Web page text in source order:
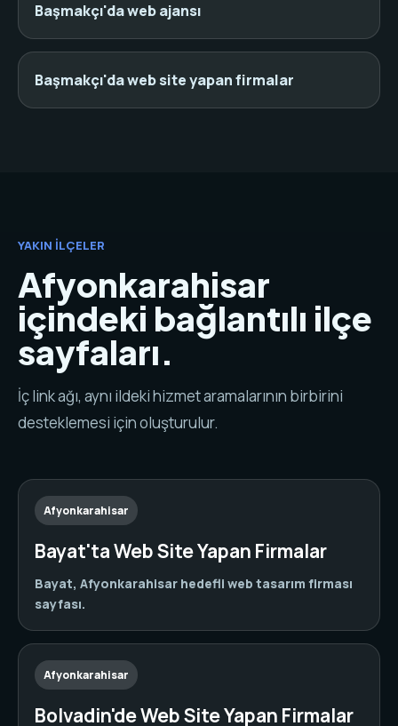
Başmakçı'da web ajansı
Başmakçı'da web site yapan firmalar
YAKIN İLÇELER
Afyonkarahisar
içindeki bağlantılı ilçe
sayfaları.
İç link ağı, aynı ildeki hizmet aramalarının birbirini
desteklemesi için oluşturulur.
Afyonkarahisar
Bayat'ta Web Site Yapan Firmalar
Bayat, Afyonkarahisar hedefli web tasarım firması
sayfası.
Afyonkarahisar
Bolvadin'de Web Site Yapan Firmalar